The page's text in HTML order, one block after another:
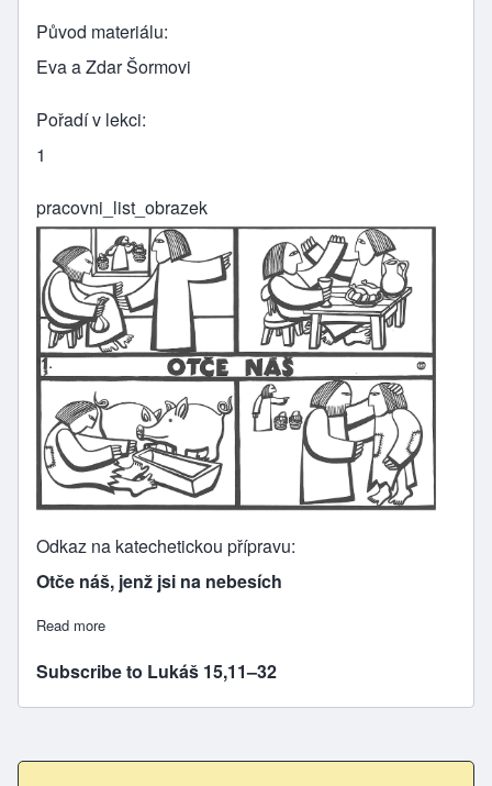
Původ materiálu
Eva a Zdar Šormovi
Pořadí v lekci
1
pracovni_list_obrazek
Odkaz na katechetickou přípravu
Otče náš, jenž jsi na nebesích
Read more
Subscribe to Lukáš 15,11–32